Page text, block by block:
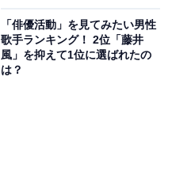
出し、アニメ『チェンソ
ープニングテーマ『KICK
駿監督作品『君たちはど
ならまたいつか！』、人
」のテーマソング『月
の6thアルバム『LOST
「俳優活動」を見てみたい男性
歌手ランキング！ 2位「藤井
風」を抑えて1位に選ばれたの
は？